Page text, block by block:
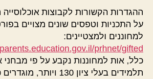
ההגדרות הקשורות לקבוצות
על התכניות וטפסים שונים מצויים
למחוננים ולמצטיינים:
prhnet/gifted
כלל, אות למחוננות נקבע על פי מבחני
תלמידים בעלי ציון 130